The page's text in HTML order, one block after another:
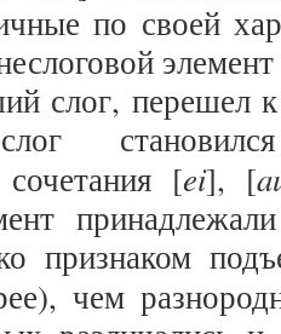
по своей
слог, перешел
[ei], [
признаком
чем